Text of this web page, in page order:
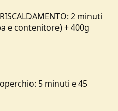
2 minuti
e contenitore) + 400g
5 minuti e 45